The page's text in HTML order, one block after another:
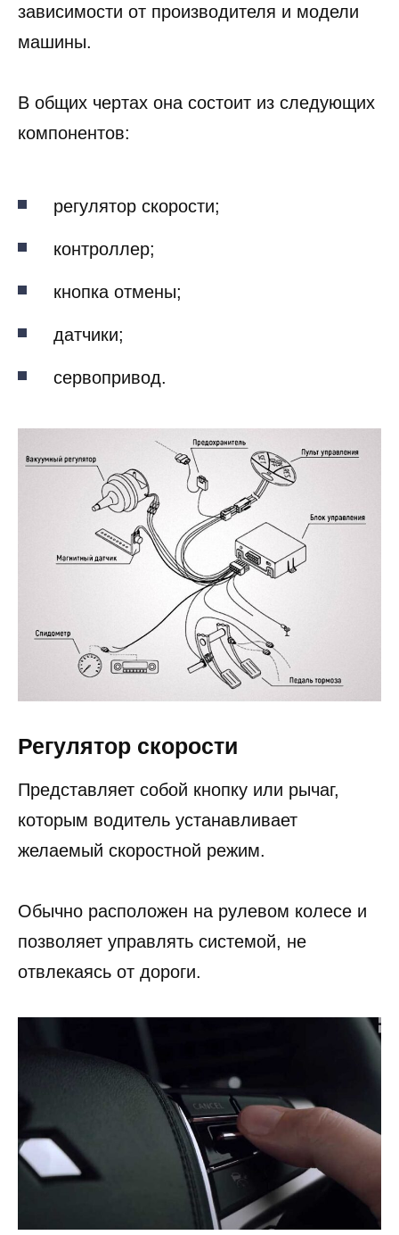
зависимости от производителя и модели
машины.
В общих чертах она состоит из следующих
компонентов:
регулятор скорости;
контроллер;
кнопка отмены;
датчики;
сервопривод.
Регулятор скорости
Представляет собой кнопку или рычаг,
которым водитель устанавливает
желаемый скоростной режим.
Обычно расположен на рулевом колесе и
позволяет управлять системой, не
отвлекаясь от дороги.